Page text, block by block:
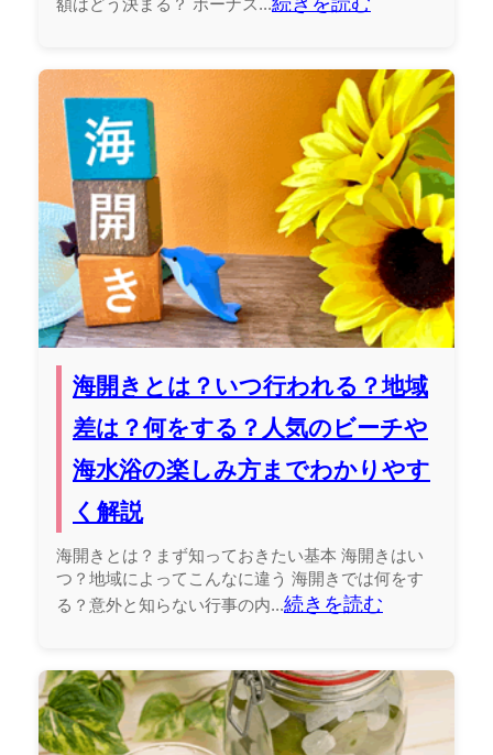
額はどう決まる？ ボーナス...
海開きとは？いつ行われる？地域
差は？何をする？人気のビーチや
海水浴の楽しみ方までわかりやす
く解説
海開きとは？まず知っておきたい基本 海開きはい
つ？地域によってこんなに違う 海開きでは何をす
る？意外と知らない行事の内...続きを読む